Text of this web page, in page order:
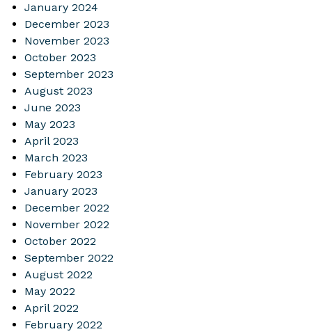
January 2024
December 2023
November 2023
October 2023
September 2023
August 2023
June 2023
May 2023
April 2023
March 2023
February 2023
January 2023
December 2022
November 2022
October 2022
September 2022
August 2022
May 2022
April 2022
February 2022